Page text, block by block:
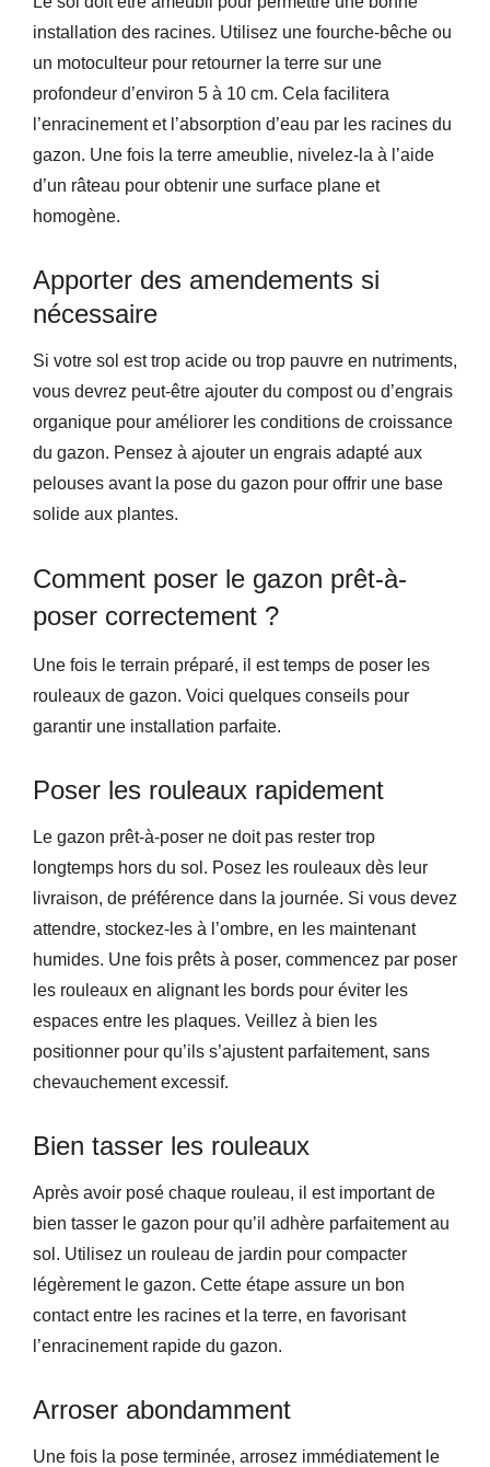
installation des racines. Utilisez une fourche-bêche ou
un motoculteur pour retourner la terre sur une
profondeur d’environ 5 à 10 cm. Cela facilitera
l’enracinement et l’absorption d’eau par les racines du
gazon. Une fois la terre ameublie, nivelez-la à l’aide
d’un râteau pour obtenir une surface plane et
homogène.
Apporter des amendements si
nécessaire
Si votre sol est trop acide ou trop pauvre en nutriments,
vous devrez peut-être ajouter du compost ou d’engrais
organique pour améliorer les conditions de croissance
du gazon. Pensez à ajouter un engrais adapté aux
pelouses avant la pose du gazon pour offrir une base
solide aux plantes.
Comment poser le gazon prêt-à-
poser correctement ?
Une fois le terrain préparé, il est temps de poser les
rouleaux de gazon. Voici quelques conseils pour
garantir une installation parfaite.
Poser les rouleaux rapidement
Le gazon prêt-à-poser ne doit pas rester trop
longtemps hors du sol. Posez les rouleaux dès leur
livraison, de préférence dans la journée. Si vous devez
attendre, stockez-les à l’ombre, en les maintenant
humides. Une fois prêts à poser, commencez par poser
les rouleaux en alignant les bords pour éviter les
espaces entre les plaques. Veillez à bien les
positionner pour qu’ils s’ajustent parfaitement, sans
chevauchement excessif.
Bien tasser les rouleaux
Après avoir posé chaque rouleau, il est important de
bien tasser le gazon pour qu’il adhère parfaitement au
sol. Utilisez un rouleau de jardin pour compacter
légèrement le gazon. Cette étape assure un bon
contact entre les racines et la terre, en favorisant
l’enracinement rapide du gazon.
Arroser abondamment
Une fois la pose terminée, arrosez immédiatement le